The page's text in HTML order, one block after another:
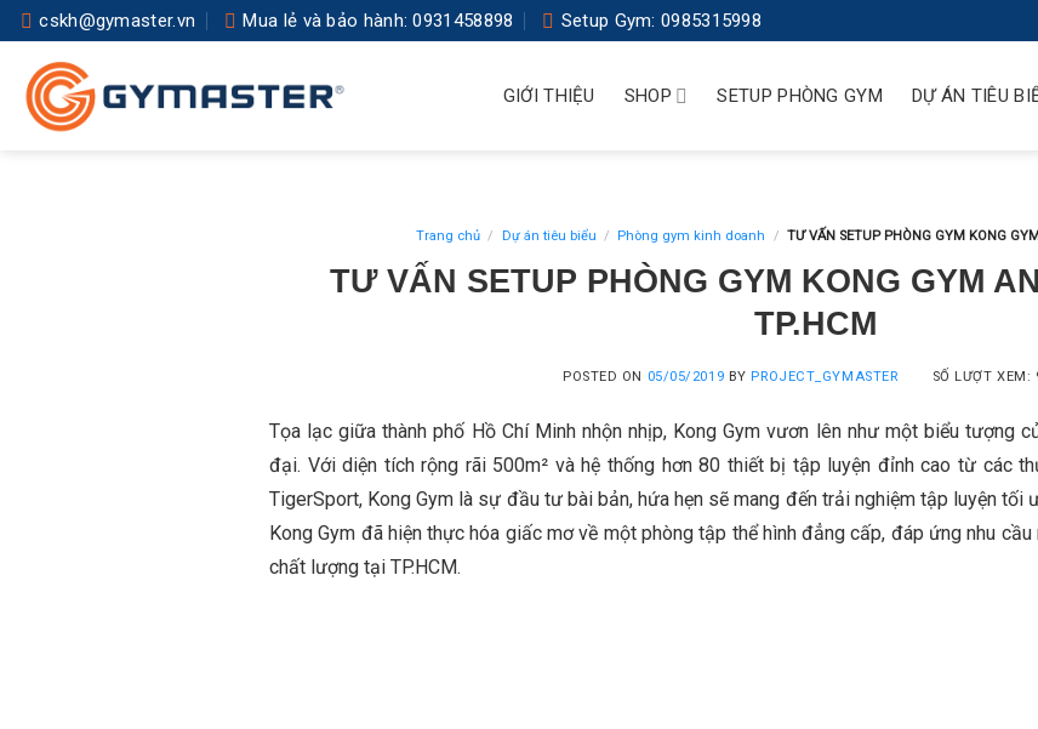
Skip
to
content
cskh@gymaster.vn Mua lẻ và bảo hành: 0931458898 Setup Gym: 0985315998
GIỚI THIỆU SHOP SETUP PHÒNG GYM DỰ ÁN TIÊU
Trang chủ / Dự án tiêu biểu / Phòng gym kinh doanh / TƯ VẤN SETUP PHÒNG GYM KONG
TƯ VẤN SETUP PHÒNG GYM KONG GYM
TP.HCM
POSTED ON 05/05/2019 BY PROJECT_GYMASTER SỐ LƯỢT XEM:
Tọa lạc giữa thành phố Hồ Chí Minh nhộn nhịp, Kong Gym vươn lên như một biểu tượng
đại. Với diện tích rộng rãi 500m² và hệ thống hơn 80 thiết bị tập luyện đỉnh cao từ các
TigerSport, Kong Gym là sự đầu tư bài bản, hứa hẹn sẽ mang đến trải nghiệm tập luyện tối
Kong Gym đã hiện thực hóa giấc mơ về một phòng tập thể hình đẳng cấp, đáp ứng nhu
chất lượng tại TP.HCM.